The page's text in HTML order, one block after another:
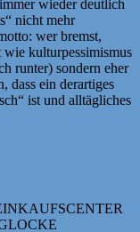
wieder deutlich
nicht mehr
wer bremst,
kulturpessimismus
runter) sondern eher
dass ein derartiges
ist und alltägliches